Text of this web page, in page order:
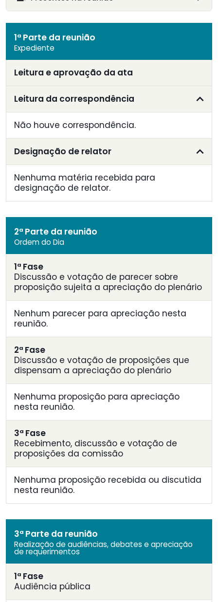
1ª Parte da reunião
Expediente
Leitura e aprovação da ata
Leitura da correspondência
Não houve correspondência.
Designação de relator
Nenhuma matéria recebida para
designação de relator.
2ª Parte da reunião
Ordem do Dia
1ª Fase
Discussão e votação de parecer sobre
proposição sujeita a apreciação do plenário
Nenhum parecer para apreciação nesta
reunião.
2ª Fase
Discussão e votação de proposições que
dispensam a apreciação do plenário
Nenhuma proposição para apreciação
nesta reunião.
3ª Fase
Recebimento, discussão e votação de
proposições da comissão
Nenhuma proposição recebida ou discutida
nesta reunião.
3ª Parte da reunião
Realização de audiências, debates e apreciação
de requerimentos
1ª Fase
Audiência pública